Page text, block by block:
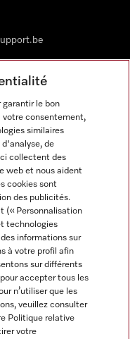
garantir le bon
votre consentement,
similaires
de
collectent des
web et nous aident
cookies sont
des publicités.
(« Personnalisation
technologies
informations sur
à votre profil afin
sur différents
accepter tous les
n’utiliser que les
veuillez consulter
Politique relative
votre